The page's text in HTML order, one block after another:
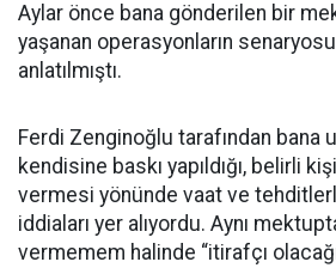
Aylar önce bana gönderilen bir
yaşanan operasyonların senaryosu
anlatılmıştı.
Ferdi Zenginoğlu tarafından bana
kendisine baskı yapıldığı, belirli
vermesi yönünde vaat ve
iddiaları yer alıyordu. Aynı
vermemem halinde “itirafçı